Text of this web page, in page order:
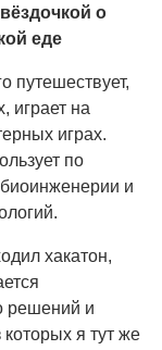
о
еде
путешествует,
играет на
играх.
по
и
хакатон,
решений и
я тут же